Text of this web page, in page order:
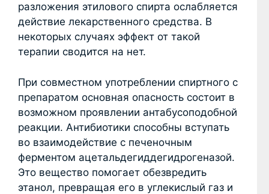
разложения этилового спирта ослабляется
действие лекарственного средства. В
некоторых случаях эффект от такой
терапии сводится на нет.
При совместном употреблении спиртного с
препаратом основная опасность состоит в
возможном проявлении антабусоподобной
реакции. Антибиотики способны вступать
во взаимодействие с печеночным
ферментом ацетальдегиддегидрогеназой.
Это вещество помогает обезвредить
этанол, превращая его в углекислый газ и